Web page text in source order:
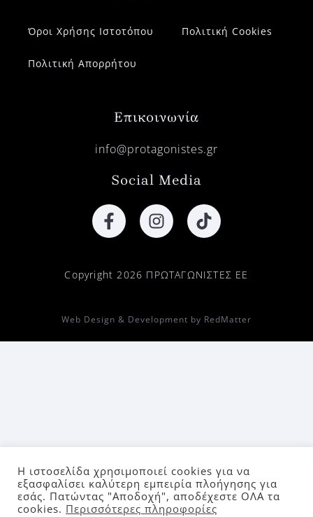
Όροι Χρήσης Ιστοτόπου Πολιτική Cookies
Πολιτική Απορρήτου
Επικοινωνία
info@protagonistes.gr
Social Media
Copyright 2026 ΠΡΩΤΑΓΩΝΙΣΤΕΣ ΕΕ
Web Design & Development by RedMatter
Η ιστοσελίδα χρησιμοποιεί cookies για να
εξασφαλίσει καλύτερη εμπειρία πλοήγησης για
εσάς. Πατώντας "Αποδοχή", αποδέχεστε ΟΛΑ τα
cookies. Περισσότερες πληροφορίες